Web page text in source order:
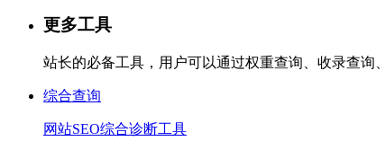
更多工具
站长的必备工具，用户可以通过权重查询、收录查询
综合查询
网站SEO综合诊断工具